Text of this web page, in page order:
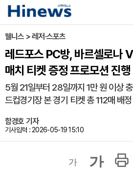
웰니스 > 레저·스포츠
레드포스 PC방, 바르셀로나
매치 티켓 증정 프로모션 진행
5월 21일부터 28일까지 1만 원 이상
드컵경기장 본 경기 티켓 총 112매 배정
함경호 기자
기사입력 : 2026-05-19 15:10
가 가